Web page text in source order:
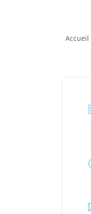
Accueil